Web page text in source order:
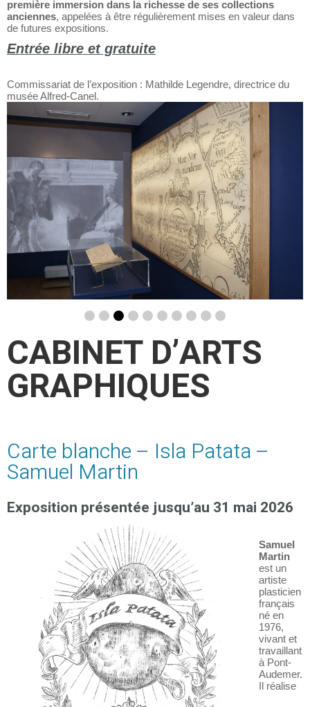
première immersion dans la richesse de ses collections
anciennes, appelées à être régulièrement mises en valeur dans
de futures expositions.
Entrée libre et gratuite
Commissariat de l’exposition : Mathilde Legendre, directrice du
musée Alfred-Canel.
CABINET D’ARTS
GRAPHIQUES
Carte blanche – Isla Patata –
Samuel Martin
Exposition présentée jusqu’au 31 mai 2026
Samuel
Martin
est un
artiste
plasticien
français
né en
1976,
vivant et
travaillant
à Pont-